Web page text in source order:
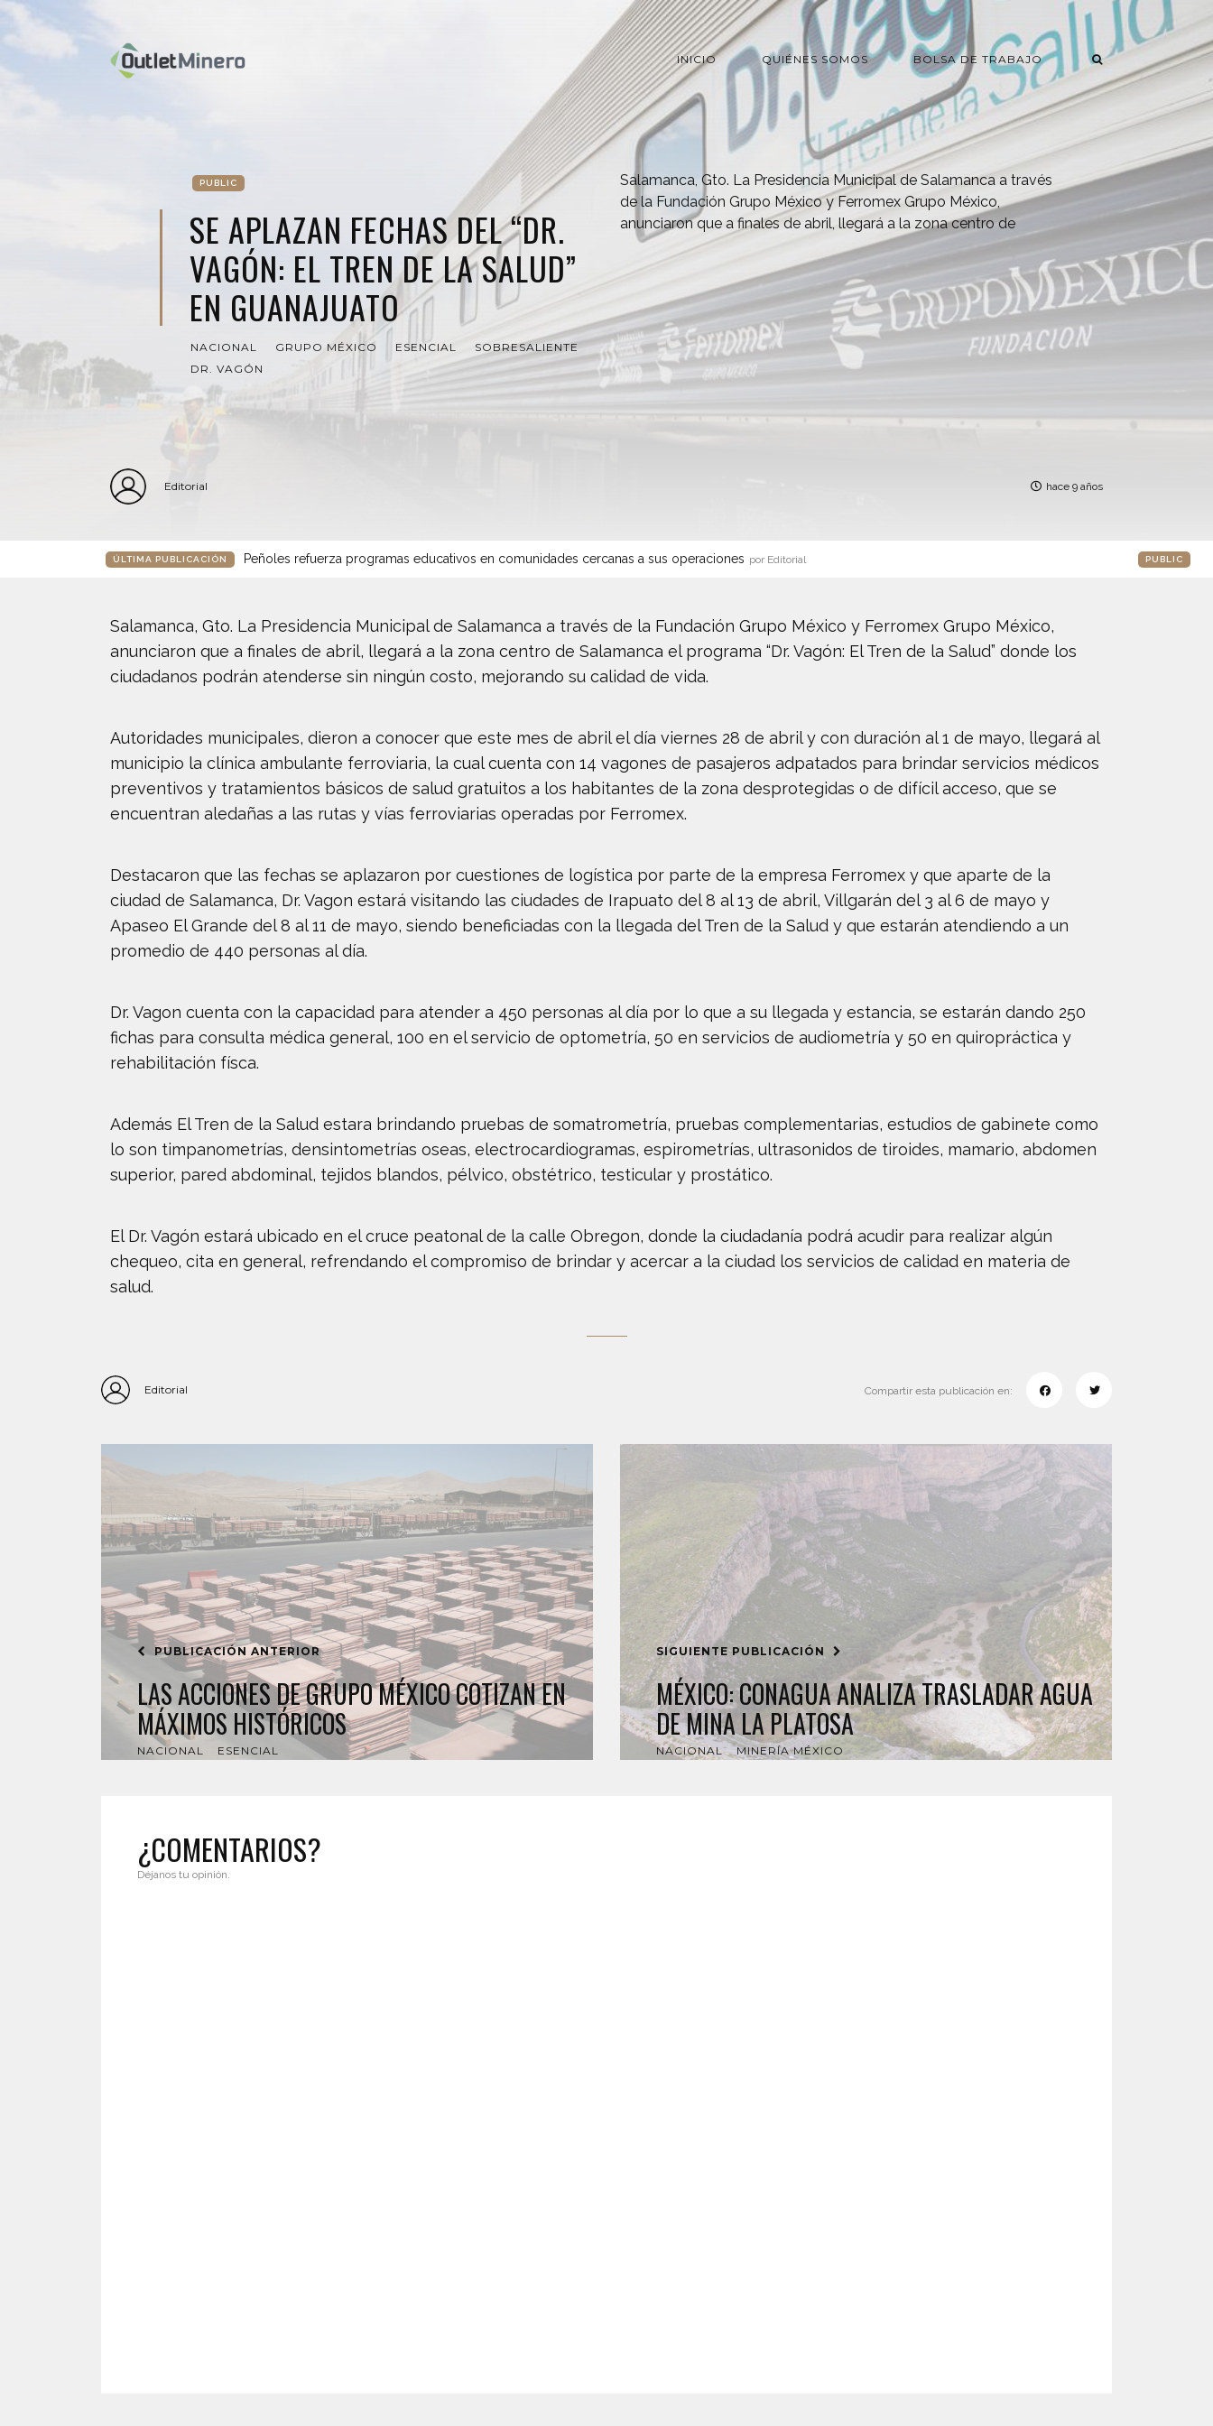
INICIO QUIÉNES SOMOS BOLSA DE TRABAJO
PUBLIC
SE APLAZAN FECHAS DEL “DR.
VAGÓN: EL TREN DE LA SALUD”
EN GUANAJUATO
NACIONAL GRUPO MÉXICO ESENCIAL
SOBRESALIENTE
DR. VAGÓN
Salamanca, Gto. La Presidencia Municipal de Salamanca a través
de la Fundación Grupo México y Ferromex Grupo México,
anunciaron que a finales de abril, llegará a la zona centro de
Editorial hace 9 años
ÚLTIMA PUBLICACIÓN Peñoles refuerza programas educativos en comunidades cercanas a sus operaciones por Editorial PUBLIC
Salamanca, Gto. La Presidencia Municipal de Salamanca a través de la Fundación Grupo México y Ferromex Grupo México,
anunciaron que a finales de abril, llegará a la zona centro de Salamanca el programa “Dr. Vagón: El Tren de la Salud” donde los
ciudadanos podrán atenderse sin ningún costo, mejorando su calidad de vida.
Autoridades municipales, dieron a conocer que este mes de abril el día viernes 28 de abril y con duración al 1 de mayo, llegará al
municipio la clínica ambulante ferroviaria, la cual cuenta con 14 vagones de pasajeros adpatados para brindar servicios médicos
preventivos y tratamientos básicos de salud gratuitos a los habitantes de la zona desprotegidas o de difícil acceso, que se
encuentran aledañas a las rutas y vías ferroviarias operadas por Ferromex.
Destacaron que las fechas se aplazaron por cuestiones de logística por parte de la empresa Ferromex y que aparte de la
ciudad de Salamanca, Dr. Vagon estará visitando las ciudades de Irapuato del 8 al 13 de abril, Villgarán del 3 al 6 de mayo y
Apaseo El Grande del 8 al 11 de mayo, siendo beneficiadas con la llegada del Tren de la Salud y que estarán atendiendo a un
promedio de 440 personas al día.
Dr. Vagon cuenta con la capacidad para atender a 450 personas al día por lo que a su llegada y estancia, se estarán dando 250
fichas para consulta médica general, 100 en el servicio de optometría, 50 en servicios de audiometría y 50 en quiropráctica y
rehabilitación físca.
Además El Tren de la Salud estara brindando pruebas de somatrometría, pruebas complementarias, estudios de gabinete como
lo son timpanometrías, densintometrías oseas, electrocardiogramas, espirometrías, ultrasonidos de tiroides, mamario, abdomen
superior, pared abdominal, tejidos blandos, pélvico, obstétrico, testicular y prostático.
El Dr. Vagón estará ubicado en el cruce peatonal de la calle Obregon, donde la ciudadanía podrá acudir para realizar algún
chequeo, cita en general, refrendando el compromiso de brindar y acercar a la ciudad los servicios de calidad en materia de
salud.
Editorial Compartir esta publicación en:
PUBLICACIÓN ANTERIOR
LAS ACCIONES DE GRUPO MÉXICO COTIZAN EN
MÁXIMOS HISTÓRICOS
NACIONAL ESENCIAL
SIGUIENTE PUBLICACIÓN
MÉXICO: CONAGUA ANALIZA TRASLADAR AGUA
DE MINA LA PLATOSA
NACIONAL MINERÍA MÉXICO
¿COMENTARIOS?
Déjanos tu opinión.